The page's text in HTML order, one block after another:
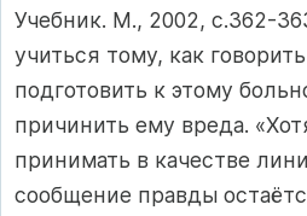
Учебник. М., 2002, с.362-
учиться тому, как
подготовить к этому
причинить ему вреда.
принимать в качестве
сообщение правды